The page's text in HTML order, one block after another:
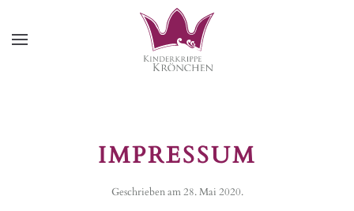
Zum Hauptinhalt springen
IMPRESSUM
Geschrieben am28. Mai 2020.